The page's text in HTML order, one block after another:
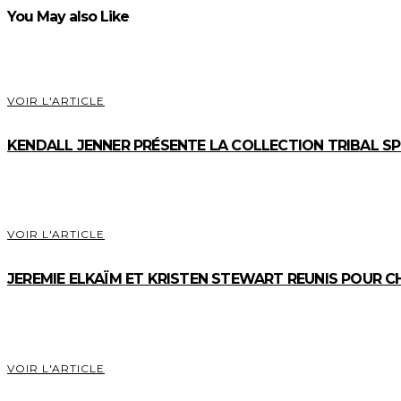
You May also Like
VOIR L'ARTICLE
KENDALL JENNER PRÉSENTE LA COLLECTION TRIBAL
VOIR L'ARTICLE
JEREMIE ELKAÏM ET KRISTEN STEWART REUNIS POUR
VOIR L'ARTICLE